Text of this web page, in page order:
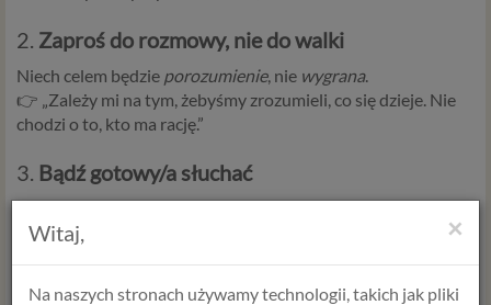
2. Zaproś do rozmowy, niedowalki
Niech celem będzie porozumienie, nie wygrana.
👉 „Zależy mi na tym, żebyśmy zrozumieli,co siędzieje. Nie
chodzi o to, kto ma rację.”
3. Bądź gotowy/a słuchać
Nietylkomówićoswoichemocjach,aleteżusłyszećdrugą
stronę –
×
Witaj,
Na naszych stronach używamy technologii, takich jak pliki